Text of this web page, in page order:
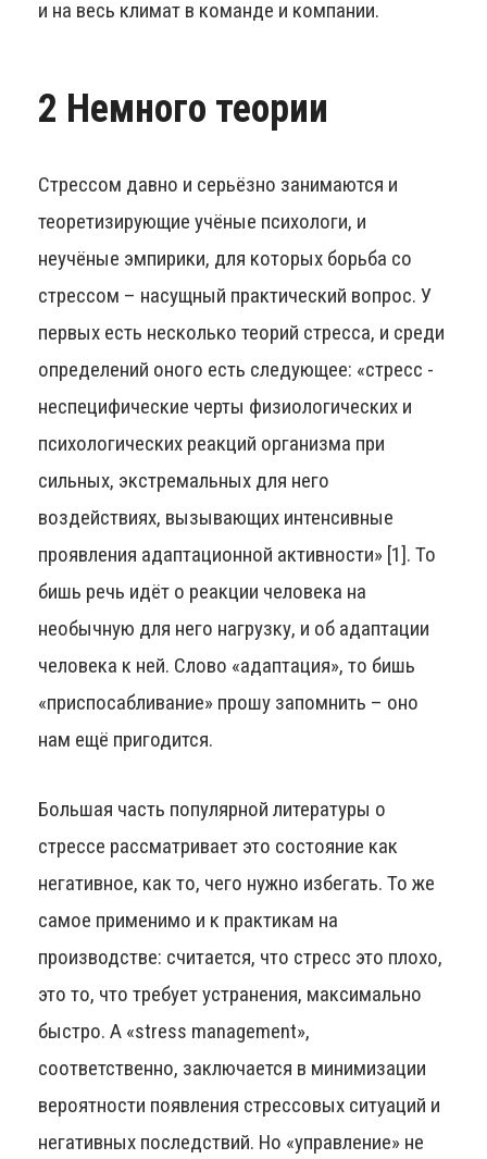
и на весь климат в команде и компании.
2 Немного теории
Стрессом давно и серьёзно занимаются и
теоретизирующие учёные психологи, и
неучёные эмпирики, для которых борьба со
стрессом – насущный практический вопрос. У
первых есть несколько теорий стресса, и среди
определений оного есть следующее: «стресс -
неспецифические черты физиологических и
психологических реакций организма при
сильных, экстремальных для него
воздействиях, вызывающих интенсивные
проявления адаптационной активности» [1]. То
бишь речь идёт о реакции человека на
необычную для него нагрузку, и об адаптации
человека к ней. Слово «адаптация», то бишь
«приспосабливание» прошу запомнить – оно
нам ещё пригодится.
Большая часть популярной литературы о
стрессе рассматривает это состояние как
негативное, как то, чего нужно избегать. То же
самое применимо и к практикам на
производстве: считается, что стресс это плохо,
это то, что требует устранения, максимально
быстро. А «stress management»,
соответственно, заключается в минимизации
вероятности появления стрессовых ситуаций и
негативных последствий. Но «управление» не